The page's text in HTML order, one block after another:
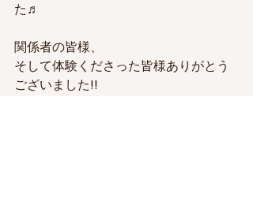
た♬
関係者の皆様、
そして体験くださった皆様ありがとう
ございました!!